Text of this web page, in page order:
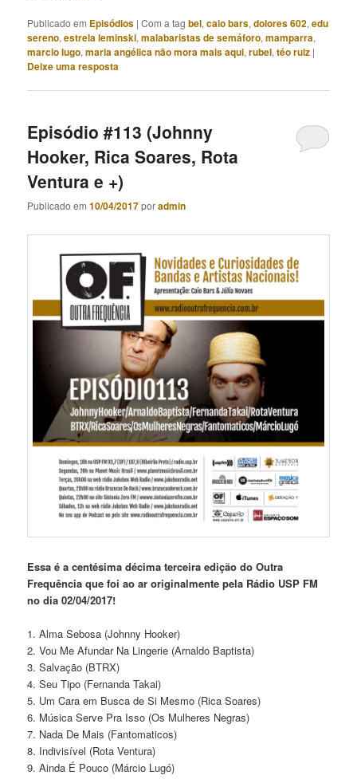
Publicado em Episódios |Com a tagbel,caio bars,dolores 602,edu
sereno,estrela leminski,malabaristas de semáforo,mamparra,
marcio lugo,maria angélica não mora mais aqui,rubel,téo ruiz |
Deixe uma resposta
Episódio #113 (Johnny
Hooker, Rica Soares, Rota
Ventura e +)
Publicado em10/04/2017poradmin
Essa é a centésima décima terceira edição do Outra
Frequência que foi ao ar originalmente pela Rádio USP FM
no dia 02/04/2017!
1. Alma Sebosa (Johnny Hooker)
2. Vou Me Afundar Na Lingerie (Arnaldo Baptista)
3. Salvação (BTRX)
4. Seu Tipo (Fernanda Takai)
5. Um Cara em Busca de Si Mesmo (Rica Soares)
6. Música Serve Pra Isso (Os Mulheres Negras)
7. Nada De Mais (Fantomaticos)
8. Indivisível (Rota Ventura)
9. Ainda É Pouco (Márcio Lugó)